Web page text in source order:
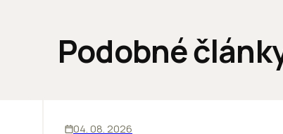
Podobné
04. 08. 2026